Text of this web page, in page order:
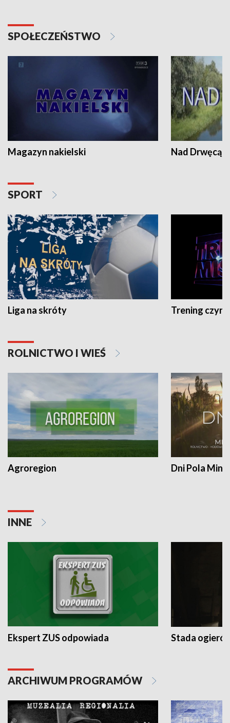
SPOŁECZEŃSTWO
Magazyn nakielski Nad Drwęcą
SPORT
Liga na skróty Trening czyni
ROLNICTWO I WIEŚ
Agroregion Dni Pola
INNE
Ekspert ZUS odpowiada Stada
ARCHIWUM PROGRAMÓW